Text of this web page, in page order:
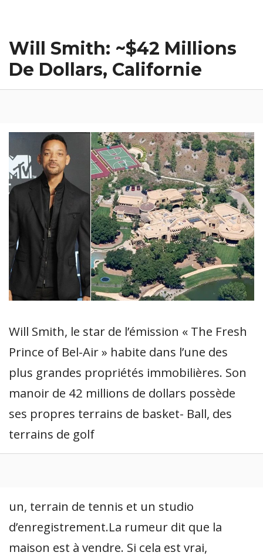
Will Smith: ~$42 Millions
De Dollars, Californie
Will Smith, le star de l’émission « The Fresh
Prince of Bel-Air » habite dans l’une des
plus grandes propriétés immobilières. Son
manoir de 42 millions de dollars possède
ses propres terrains de basket- Ball, des
terrains de golf
un, terrain de tennis et un studio
d’enregistrement.La rumeur dit que la
maison est à vendre. Si cela est vrai,